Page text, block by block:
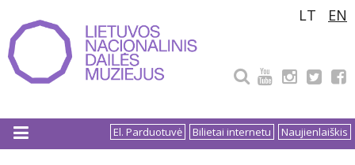
prie
turinio
LT EN
Naujienlaiškis
Bilietai internetu
El. Parduotuvė